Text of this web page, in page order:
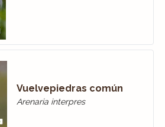
Vuelvepiedras común
Arenaria interpres